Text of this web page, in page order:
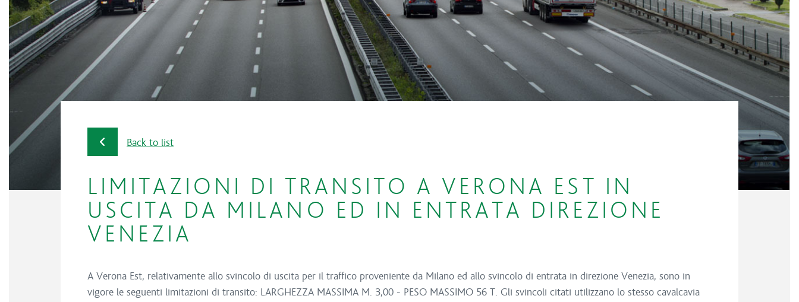
Back to list
LIMITAZIONI DI TRANSITO A VERONA EST IN
USCITA DA MILANO ED IN ENTRATA DIREZIONE
VENEZIA
A Verona Est, relativamente allo svincolo di uscita per il traffico proveniente da Milano ed allo svincolo di entrata in direzione Venezia, sono in
vigore le seguenti limitazioni di transito: LARGHEZZA MASSIMA M. 3,00 - PESO MASSIMO 56 T. Gli svincoli citati utilizzano lo stesso cavalcavia